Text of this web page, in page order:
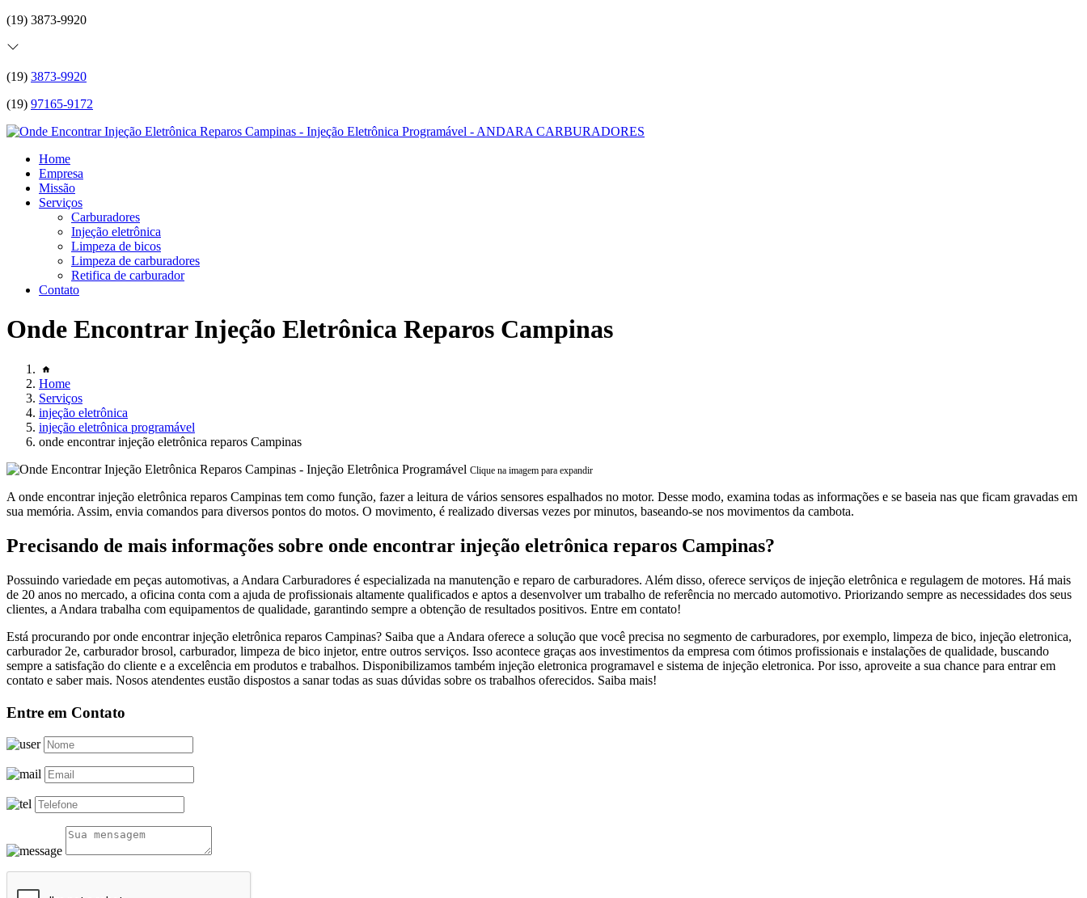
(19) 3873-9920
(19) 3873-9920
(19) 97165-9172
Home
Empresa
Missão
Serviços
Carburadores
Injeção eletrônica
Limpeza de bicos
Limpeza de carburadores
Retifica de carburador
Contato
Onde Encontrar Injeção Eletrônica Reparos Campinas
Home
Serviços
injeção eletrônica
injeção eletrônica programável
onde encontrar injeção eletrônica reparos Campinas
Clique na imagem para expandir
A onde encontrar injeção eletrônica reparos Campinas tem como função, fazer a leitura de vários sensores espalhados no motor. Desse modo, examina todas as informações e se baseia nas que ficam gravadas em
sua memória. Assim, envia comandos para diversos pontos do motos. O movimento, é realizado diversas vezes por minutos, baseando-se nos movimentos da cambota.
Precisando de mais informações sobre onde encontrar injeção eletrônica reparos Campinas?
Possuindo variedade em peças automotivas, a Andara Carburadores é especializada na manutenção e reparo de carburadores. Além disso, oferece serviços de injeção eletrônica e regulagem de motores. Há mais
de 20 anos no mercado, a oficina conta com a ajuda de profissionais altamente qualificados e aptos a desenvolver um trabalho de referência no mercado automotivo. Priorizando sempre as necessidades dos seus
clientes, a Andara trabalha com equipamentos de qualidade, garantindo sempre a obtenção de resultados positivos. Entre em contato!
Está procurando por onde encontrar injeção eletrônica reparos Campinas? Saiba que a Andara oferece a solução que você precisa no segmento de carburadores, por exemplo, limpeza de bico, injeção eletronica,
carburador 2e, carburador brosol, carburador, limpeza de bico injetor, entre outros serviços. Isso acontece graças aos investimentos da empresa com ótimos profissionais e instalações de qualidade, buscando
sempre a satisfação do cliente e a excelência em produtos e trabalhos. Disponibilizamos também injeção eletronica programavel e sistema de injeção eletronica. Por isso, aproveite a sua chance para entrar em
contato e saber mais. Nosos atendentes eustão dispostos a sanar todas as suas dúvidas sobre os trabalhos oferecidos. Saiba mais!
Entre em Contato